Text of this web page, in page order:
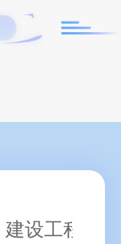
建设工程基